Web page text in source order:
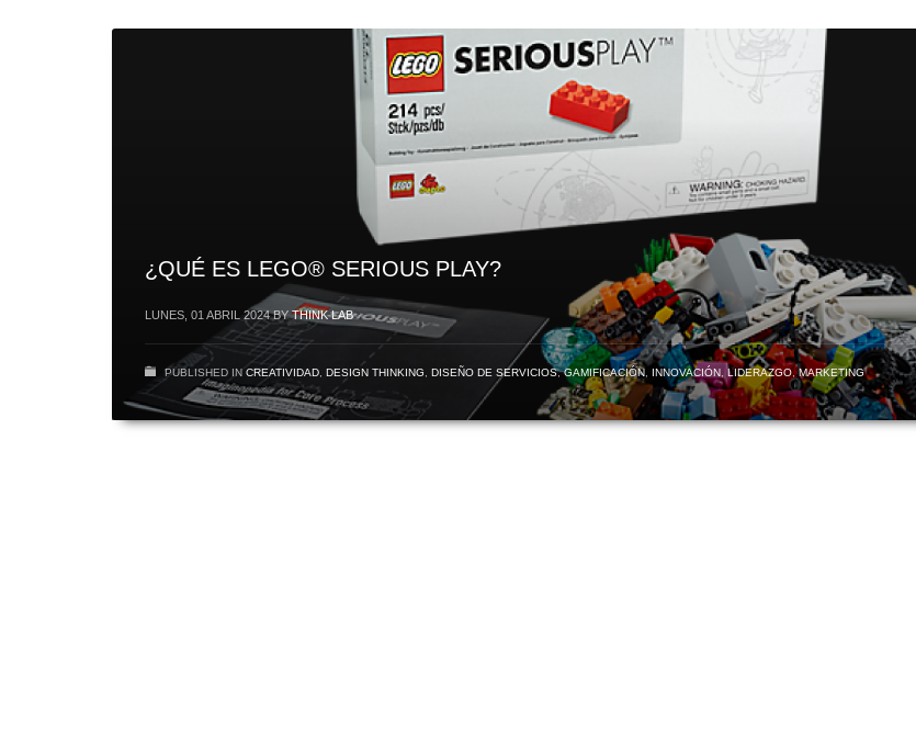
¿QUÉ ES LEGO® SERIOUS PLAY?
LUNES, 01 ABRIL 2024 BYTHINK LAB
PUBLISHED IN CREATIVIDAD DESIGN THINKING DISEÑO DE SERVICIOS,GAMIFICACIÓN INNOVACIÓN ,LIDERAZGO,MARKETING